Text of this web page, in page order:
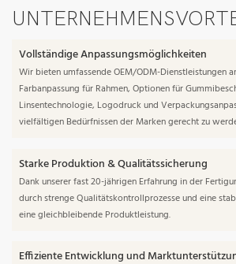
Vollständige Anpassungsmöglichkeiten
Wir bieten umfassende OEM/ODM-Dienstleistungen
Farbanpassung für Rahmen, Optionen für
Linsentechnologie, Logodruck und
vielfältigen Bedürfnissen der Marken gerecht zu
Starke Produktion & Qualitätssicherung
Dank unserer fast 20-jährigen Erfahrung in der
durch strenge Qualitätskontrollprozesse und eine
eine gleichbleibende Produktleistung.
Effiziente Entwicklung und